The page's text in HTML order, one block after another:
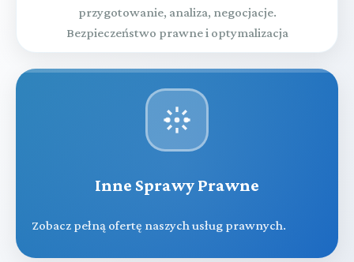
przygotowanie, analiza, negocjacje.
Bezpieczeństwo prawne i optymalizacja
Inne Sprawy Prawne
Zobacz pełną ofertę naszych usług prawnych.